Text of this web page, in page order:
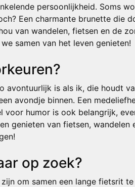
persoonlijkheid. Soms
Een charmante brunette die
van wandelen, fietsen en de
samen van het leven genieten!
avontuurlijk is als ik, die houdt
avondje binnen. Een
voor humor is ook belangrijk,
genieten van fietsen, wandelen
op zoek?
om samen een lange fietsrit